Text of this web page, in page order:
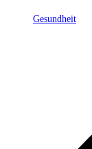
Gesundheit